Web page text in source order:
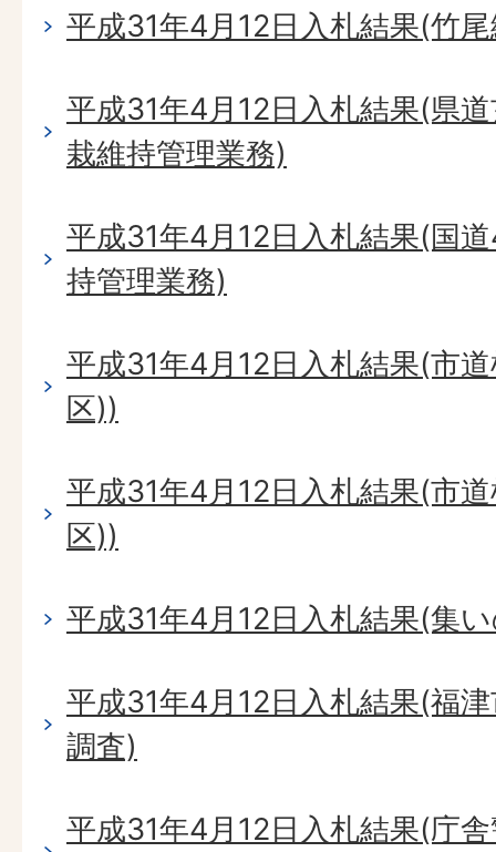
平成31年4月12日入札結果(竹
平成31年4月12日入札結果(県
栽維持管理業務)
平成31年4月12日入札結果(国
持管理業務)
平成31年4月12日入札結果(市
区))
平成31年4月12日入札結果(市
区))
平成31年4月12日入札結果(集
平成31年4月12日入札結果(福
調査)
平成31年4月12日入札結果(庁